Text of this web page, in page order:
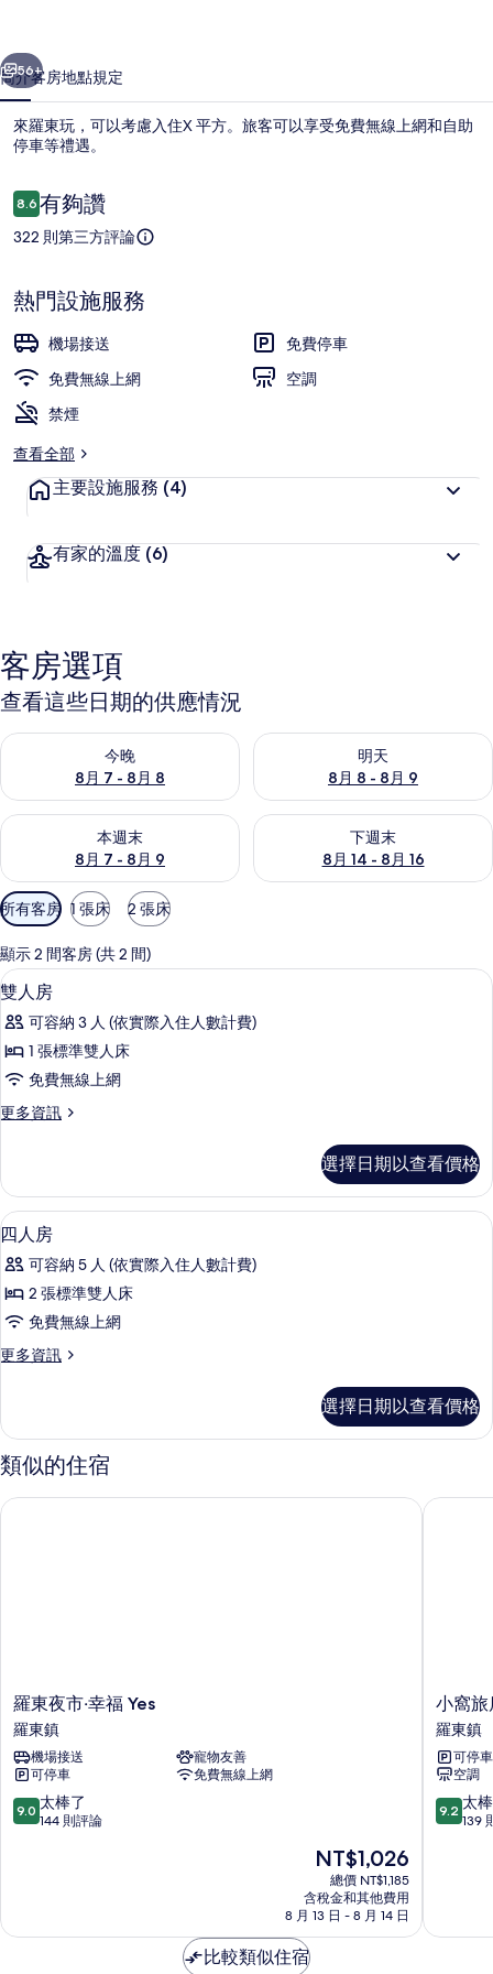
個 下一個
56+
簡介客房地點規定
來羅東玩，可以考慮入住X 平方。旅客可以享受免費無線上網和自助
停車等禮遇。
評
論
8.68.6 分，滿分 10 分，
有夠讚
322 則第三方評論
熱門設施服務
機場接送
免費停車
免費無線上網
空調
禁煙
查看全部
主要設施服務 (4)
有家的溫度 (6)
客房選項
查看這些日期的供應情況
今晚
8月 7 - 8月 8
查看今晚 (8月 7 - 8月 8) 的供應情況
明天
8月 8 - 8月 9
查看明天 (8月 8 - 8月 9) 的供
本週末
8月 7 - 8月 9
查看本週末 (8月 7 - 8月 9) 的供應情況
下週末
8月 14 - 8月 16
查看下週末 (8月 14 - 8月 16)
可
用
的
客
房
篩
選
條
所有客房 1 張床 2 張床
顯示 2 間客房 (共 2 間)
顯
示
雙
人
的
有
相
片
雙人房 | 書桌、折疊床/加床、免費無
14
雙人房
可容納 3 人 (依實際入住人數計費)
1 張標準雙人床
免費無線上網
更多資訊
更
房
的
詳
選擇日期以查看價格
顯
示
四
人
的
有
相
片
四人房 | 書桌、折疊床/加床、免費無
15
四人房
可容納 5 人 (依實際入住人數計費)
2 張標準雙人床
免費無線上網
更多資訊
更
房
的
詳
選擇日期以查看價格
類似的住宿
羅
東
夜
市‧
幸
福
Yes
羅東夜市‧幸福 Yes
羅東鎮
機場接送
寵物友善
可停車
免費無線上網
9.0
分，
棒
9.0 太棒了
144 則評論
現
價
格
為
NT$1,026
總價 NT$1,185
含稅金和其他費用
8 月 13 日 - 8 月 14 日
羅東夜市‧幸福 Yes
小
窩
旅
店
(羅
東
夜
小窩
羅東鎮
可停車
空調
9.2
分，
棒
9.2 太
139
小窩旅
比較類似住宿